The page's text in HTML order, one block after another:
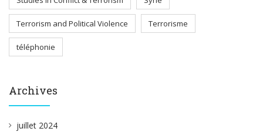
Terrorism and Political Violence Terrorisme
téléphonie
Archives
juillet 2024